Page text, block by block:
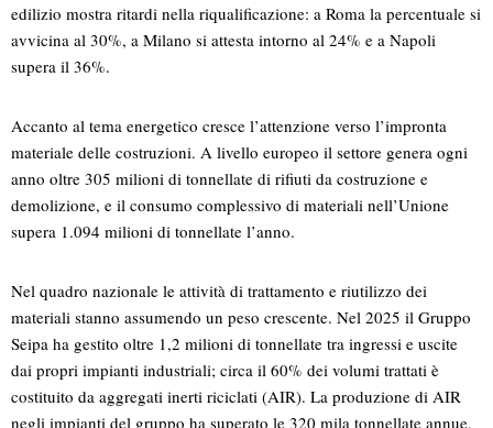
edilizio mostra ritardi nella riqualificazione: a Roma la percentuale si
avvicina al 30%, a Milano si attesta intorno al 24% e a Napoli
supera il 36%.
Accanto al tema energetico cresce l’attenzione verso l’impronta
materiale delle costruzioni. A livello europeo il settore genera ogni
anno oltre 305 milioni di tonnellate di rifiuti da costruzione e
demolizione, e il consumo complessivo di materiali nell’Unione
supera 1.094 milioni di tonnellate l’anno.
Nel quadro nazionale le attività di trattamento e riutilizzo dei
materiali stanno assumendo un peso crescente. Nel 2025 il Gruppo
Seipa ha gestito oltre 1,2 milioni di tonnellate tra ingressi e uscite
dai propri impianti industriali; circa il 60% dei volumi trattati è
costituito da aggregati inerti riciclati (AIR). La produzione di AIR
negli impianti del gruppo ha superato le 320 mila tonnellate annue,